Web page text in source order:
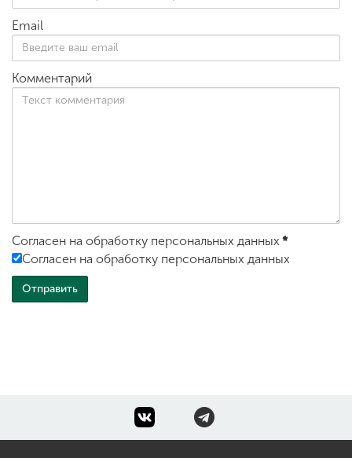
Email
Комментарий
Согласен на обработку персональных данных *
Согласен на обработку персональных данных